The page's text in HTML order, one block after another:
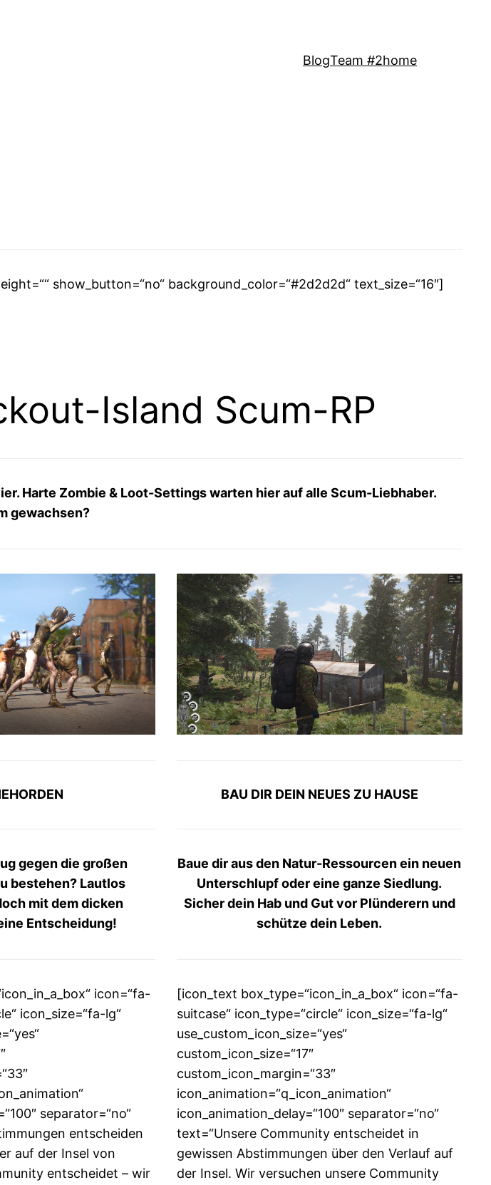
BlogTeam #2home
show_button=“no“ background_color=“#2d2d2d“ text_size=“16″]
Island Scum-RP
Harte Zombie & Loot-Settings warten hier auf alle Scum-Liebhaber.
gewachsen?
gegen die großen
bestehen? Lautlos
mit dem dicken
Entscheidung!
BAU DIR DEIN NEUES ZU HAUSE
Baue dir aus den Natur-Ressourcen ein neuen
Unterschlupf oder eine ganze Siedlung.
Sicher dein Hab und Gut vor Plünderern und
schütze dein Leben.
icon=“fa-
icon_size=“fa-lg“
separator=“no“
entscheiden
auf der Insel von
entscheidet – wir
[icon_text box_type=“icon_in_a_box“ icon=“fa-
suitcase“ icon_type=“circle“ icon_size=“fa-lg“
use_custom_icon_size=“yes“
custom_icon_size=“17″
custom_icon_margin=“33″
icon_animation=“q_icon_animation“
icon_animation_delay=“100″ separator=“no“
text=“Unsere Community entscheidet in
gewissen Abstimmungen über den Verlauf auf
der Insel. Wir versuchen unsere Community